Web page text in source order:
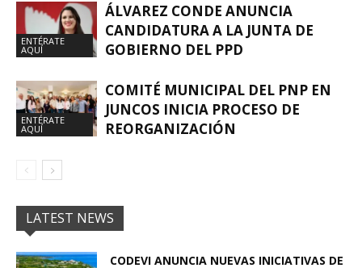
ENTÉRATE
AQUÍ
ÁLVAREZ CONDE ANUNCIA
CANDIDATURA A LA JUNTA DE
GOBIERNO DEL PPD
ENTÉRATE
AQUÍ
COMITÉ MUNICIPAL DEL PNP EN
JUNCOS INICIA PROCESO DE
REORGANIZACIÓN
LATEST NEWS
CODEVI ANUNCIA NUEVAS INICIATIVAS DE